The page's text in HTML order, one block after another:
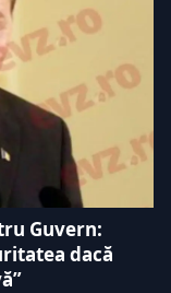
Guvern:
dacă